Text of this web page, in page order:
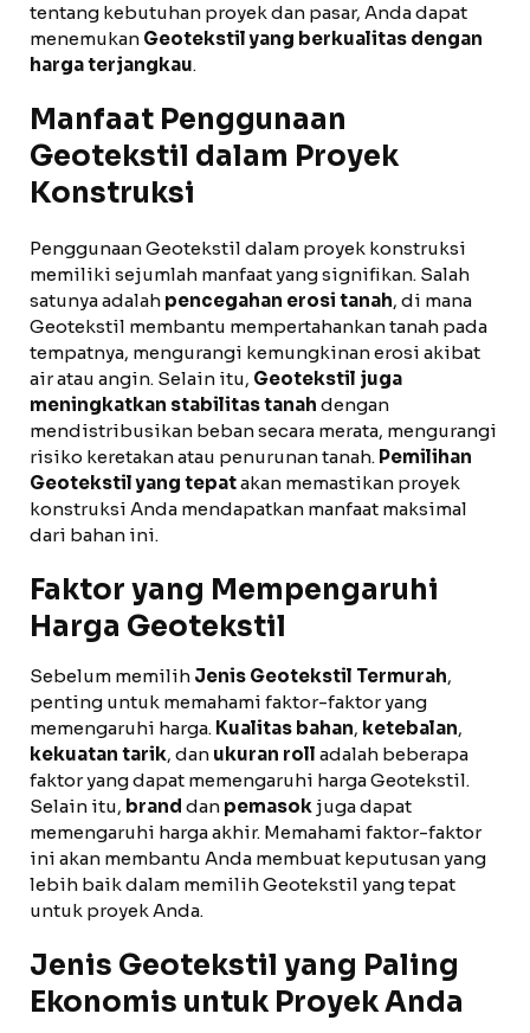
tentang kebutuhan proyek dan pasar, Anda dapat
menemukan Geotekstil yang berkualitas dengan
harga terjangkau.
Manfaat Penggunaan
Geotekstil dalam Proyek
Konstruksi
Penggunaan Geotekstil dalam proyek konstruksi
memiliki sejumlah manfaat yang signifikan. Salah
satunya adalah pencegahan erosi tanah, di mana
Geotekstil membantu mempertahankan tanah pada
tempatnya, mengurangi kemungkinan erosi akibat
air atau angin. Selain itu, Geotekstil juga
meningkatkan stabilitas tanah dengan
mendistribusikan beban secara merata, mengurangi
risiko keretakan atau penurunan tanah. Pemilihan
Geotekstil yang tepatakan memastikan proyek
konstruksi Anda mendapatkan manfaat maksimal
dari bahan ini.
Faktor yang Mempengaruhi
Harga Geotekstil
Sebelum memilih Jenis Geotekstil Termurah,
penting untuk memahami faktor-faktor yang
memengaruhi harga. Kualitas bahan, ketebalan,
kekuatan tarik, dan ukuran roll adalah beberapa
faktor yang dapat memengaruhi harga Geotekstil.
Selain itu, brand dan pemasok juga dapat
memengaruhi harga akhir. Memahami faktor-faktor
ini akan membantu Anda membuat keputusan yang
lebih baik dalam memilih Geotekstil yang tepat
untuk proyek Anda.
Jenis Geotekstil yang Paling
Ekonomis untuk Proyek Anda